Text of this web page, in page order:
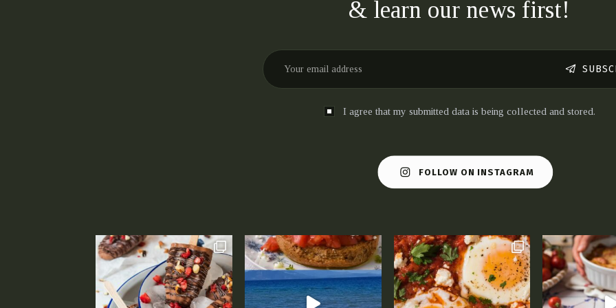
& learn our news first!
I agree that my submitted data is being collected and stored.
FOLLOW ON INSTAGRAM